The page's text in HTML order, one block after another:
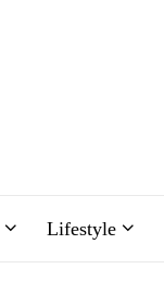
Lifestyle